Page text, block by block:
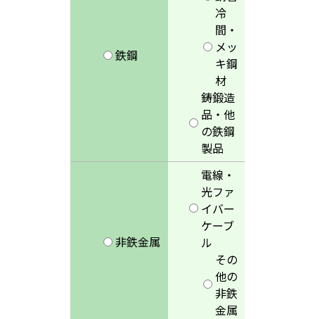
鉄鋼
冷
間・
メッ
キ鋼
材
鋳鍛造
品・他
の鉄鋼
製品
非鉄金属
電線・
光ファ
イバー
ケーブ
ル
その
他の
非鉄
金属